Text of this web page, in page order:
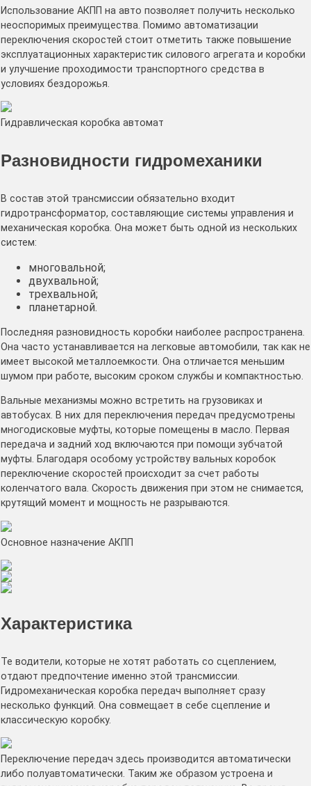
Использование АКПП на авто позволяет получить несколько
неоспоримых преимущества. Помимо автоматизации
переключения скоростей стоит отметить также повышение
эксплуатационных характеристик силового агрегата и коробки
и улучшение проходимости транспортного средства в
условиях бездорожья.
Гидравлическая коробка автомат
Разновидности гидромеханики
В состав этой трансмиссии обязательно входит
гидротрансформатор, составляющие системы управления и
механическая коробка. Она может быть одной из нескольких
систем:
многовальной;
двухвальной;
трехвальной;
планетарной.
Последняя разновидность коробки наиболее распространена.
Она часто устанавливается на легковые автомобили, так как не
имеет высокой металлоемкости. Она отличается меньшим
шумом при работе, высоким сроком службы и компактностью.
Вальные механизмы можно встретить на грузовиках и
автобусах. В них для переключения передач предусмотрены
многодисковые муфты, которые помещены в масло. Первая
передача и задний ход включаются при помощи зубчатой
муфты. Благодаря особому устройству вальных коробок
переключение скоростей происходит за счет работы
коленчатого вала. Скорость движения при этом не снимается,
крутящий момент и мощность не разрываются.
Основное назначение АКПП
Характеристика
Те водители, которые не хотят работать со сцеплением,
отдают предпочтение именно этой трансмиссии.
Гидромеханическая коробка передач выполняет сразу
несколько функций. Она совмещает в себе сцепление и
классическую коробку.
Переключение передач здесь производится автоматически
либо полуавтоматически. Таким же образом устроена и